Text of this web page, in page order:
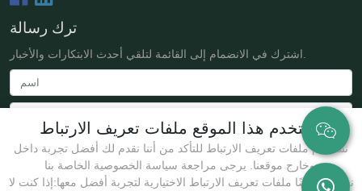
يستخدم هذا الموقع ملفات تعريف الارتباط
نستخدم ملفات تعريف الارتباط للتأكد من أننا نقدم لك أفضل تجربة داخل
وخارج موقعنا. يرجى مراجعة سياسة الخصوصية الخاصة بنا.
نستخدم أيضًا ملفات تعريف الارتباط الاختيارية لتجربة أفضل معها:إذا كنت لا
ترك رسالة